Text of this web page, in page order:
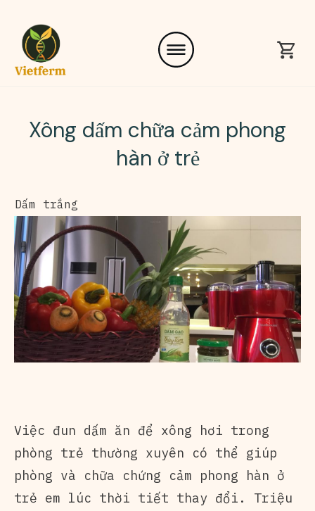
Xông dấm chữa cảm phong
hàn ở trẻ
Dấm trắng
Việc đun dấm ăn để xông hơi trong
phòng trẻ thường xuyên có thể giúp
phòng và chữa chứng cảm phong hàn ở
trẻ em lúc thời tiết thay đổi. Triệu